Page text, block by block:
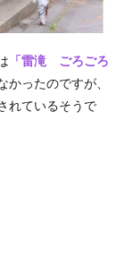
「雷滝 ごろごろ
かったのですが、
れているそうで